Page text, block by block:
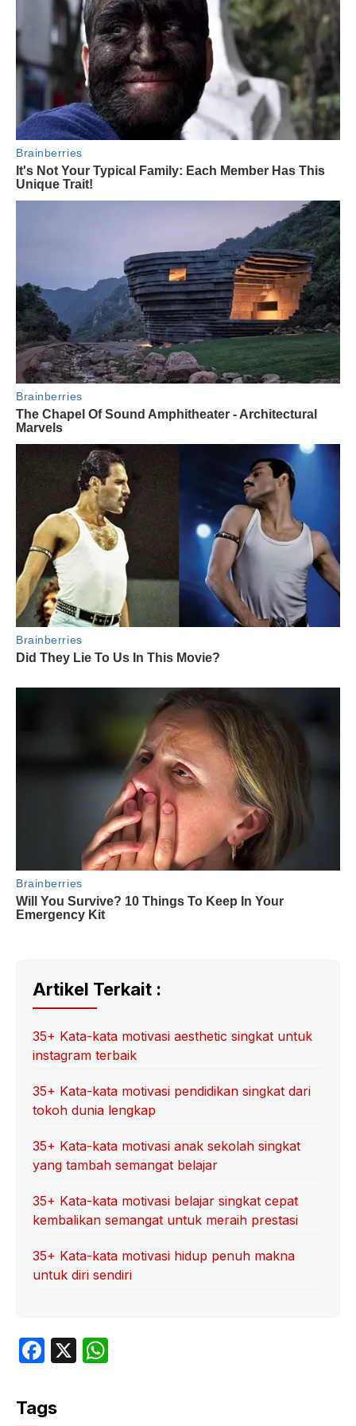
Artikel Terkait :
35+ Kata-kata motivasi aesthetic singkat untuk
instagram terbaik
35+ Kata-kata motivasi pendidikan singkat dari
tokoh dunia lengkap
35+ Kata-kata motivasi anak sekolah singkat
yang tambah semangat belajar
35+ Kata-kata motivasi belajar singkat cepat
kembalikan semangat untuk meraih prestasi
35+ Kata-kata motivasi hidup penuh makna
untuk diri sendiri
F
c
X
Tags